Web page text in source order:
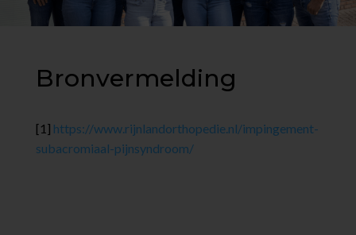
Bronvermelding
[1] https://www.rijnlandorthopedie.nl/impingement-
subacromiaal-pijnsyndroom/